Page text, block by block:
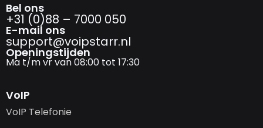
Bel ons
+31 (0)88 – 7000 050
E-mail ons
support@­voipstarr.nl
Openingstijden
Ma t/m vr van 08:00 tot 17:30
VoIP
VoIP Telefonie